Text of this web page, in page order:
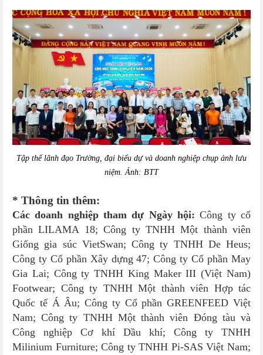
Tập thể lãnh đạo Trường, đại biểu dự và doanh nghiệp chụp ảnh lưu
niệm.Ảnh: BTT
* Thông tin thêm:
Các doanh nghiệp tham dự Ngày hội:Công ty cổ
phần LILAMA 18; Công ty TNHH Một thành viên
Giống gia súc VietSwan; Công ty TNHH De Heus;
Công ty Cổ phần Xây dựng 47; Công ty Cổ phần May
Gia Lai; Công ty TNHH King Maker III (Việt Nam)
Footwear; Công ty TNHH Một thành viên Hợp tác
Quốc tế Á Âu; Công ty Cổ phần GREENFEED Việt
Nam; Công ty TNHH Một thành viên Đóng tàu và
Công nghiệp Cơ khí Dầu khí; Công ty TNHH
Milinium Furniture; Công ty TNHH Pi-SAS Việt Nam;